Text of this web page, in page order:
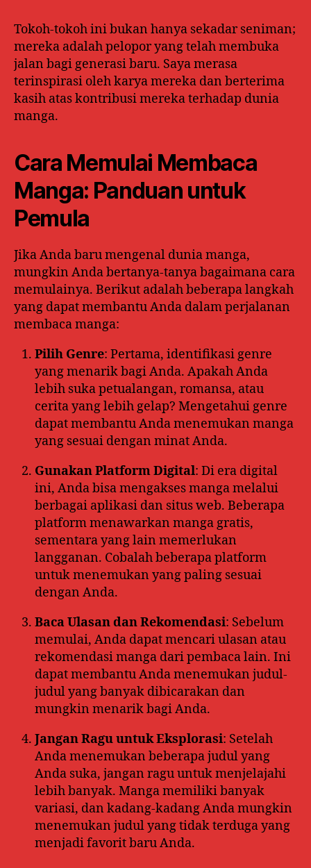
Tokoh-tokoh ini bukan hanya sekadar seniman;
mereka adalah pelopor yang telah membuka
jalan bagi generasi baru. Saya merasa
terinspirasi oleh karya mereka dan berterima
kasih atas kontribusi mereka terhadap dunia
manga.
Cara Memulai Membaca
Manga: Panduan untuk
Pemula
Jika Anda baru mengenal dunia manga,
mungkin Anda bertanya-tanya bagaimana cara
memulainya. Berikut adalah beberapa langkah
yang dapat membantu Anda dalam perjalanan
membaca manga:
Pilih Genre: Pertama, identifikasi genre
yang menarik bagi Anda. Apakah Anda
lebih suka petualangan, romansa, atau
cerita yang lebih gelap? Mengetahui genre
dapat membantu Anda menemukan manga
yang sesuai dengan minat Anda.
Gunakan Platform Digital: Di era digital
ini, Anda bisa mengakses manga melalui
berbagai aplikasi dan situs web. Beberapa
platform menawarkan manga gratis,
sementara yang lain memerlukan
langganan. Cobalah beberapa platform
untuk menemukan yang paling sesuai
dengan Anda.
Baca Ulasan dan Rekomendasi: Sebelum
memulai, Anda dapat mencari ulasan atau
rekomendasi manga dari pembaca lain. Ini
dapat membantu Anda menemukan judul-
judul yang banyak dibicarakan dan
mungkin menarik bagi Anda.
Jangan Ragu untuk Eksplorasi: Setelah
Anda menemukan beberapa judul yang
Anda suka, jangan ragu untuk menjelajahi
lebih banyak. Manga memiliki banyak
variasi, dan kadang-kadang Anda mungkin
menemukan judul yang tidak terduga yang
menjadi favorit baru Anda.